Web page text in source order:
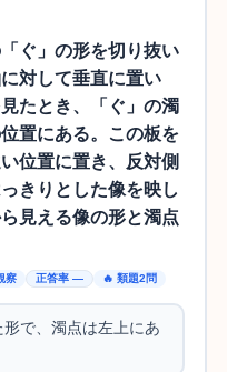
ぐ」の形を切り抜い
対して垂直に置い
たとき、「ぐ」の濁
置にある。この板を
位置に置き、反対側
きりとした像を映し
見える像の形と濁点
察 正答率 — 🔥 類題2問
形で、濁点は左上にあ